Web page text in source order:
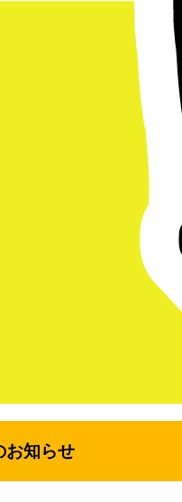
お知らせ